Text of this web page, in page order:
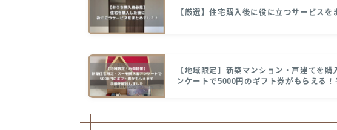
【厳選】住宅購入後に役に立つサービスを
【地域限定】新築マンション・戸建てを
ンケートで5000円のギフト券がもらえる